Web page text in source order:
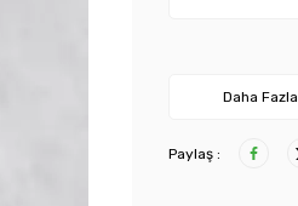
Daha Fazla
Paylaş :